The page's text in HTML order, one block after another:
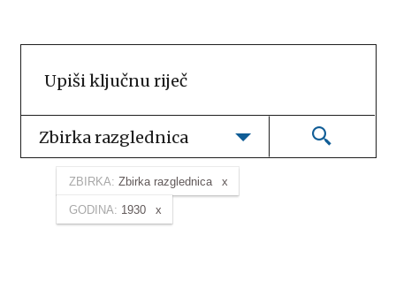
Zbirka razglednica
ZBIRKA: Zbirka razglednica
GODINA: 1930